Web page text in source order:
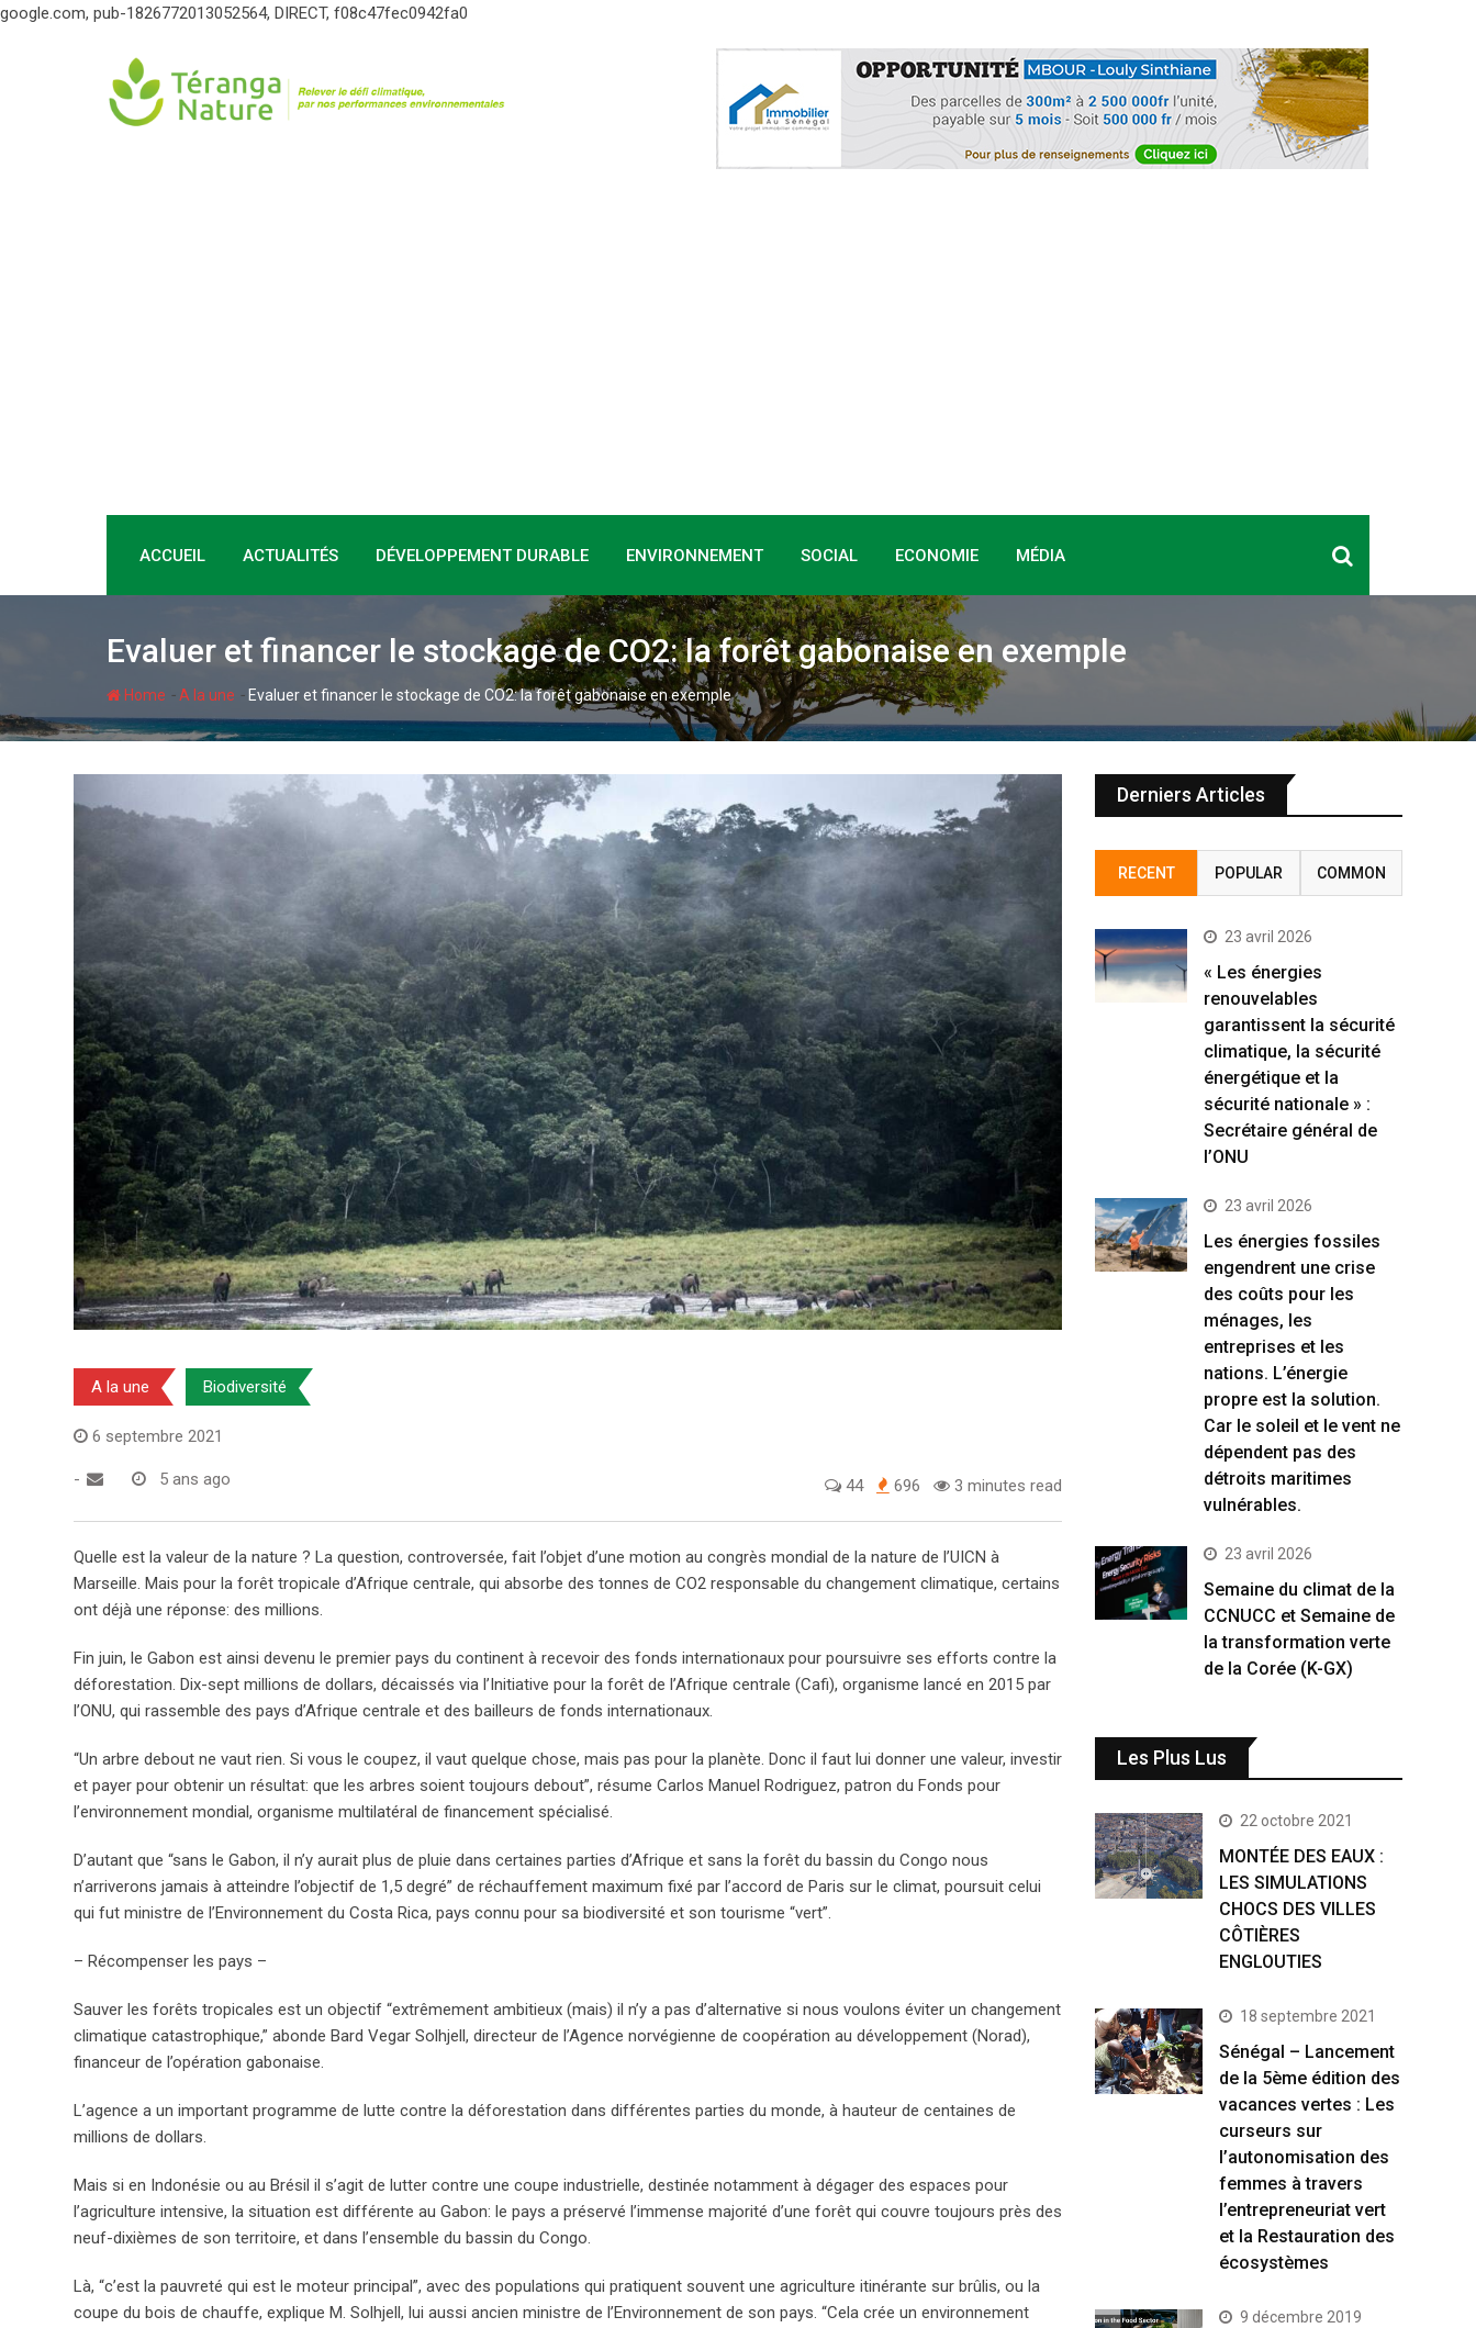
google.com, pub-1826772013052564, DIRECT, f08c47fec0942fa0
ACCUEIL ACTUALITÉS DÉVELOPPEMENT DURABLE ENVIRONNEMENT SOCIAL ECONOMIE MÉDIA
Evaluer et financer le stockage de CO2: la forêt gabonaise en exemple
Home -A la une - Evaluer et financer le stockage de CO2: la forêt gabonaise en exemple
A la une Biodiversité
6 septembre 2021
- 5 ans ago 44 696 3 minutes read
Quelle est la valeur de la nature ? La question, controversée, fait l’objet d’une motion au congrès mondial de la nature de l’UICN à
Marseille. Mais pour la forêt tropicale d’Afrique centrale, qui absorbe des tonnes de CO2 responsable du changement climatique, certains
ont déjà une réponse: des millions.
Fin juin, le Gabon est ainsi devenu le premier pays du continent à recevoir des fonds internationaux pour poursuivre ses efforts contre la
déforestation. Dix-sept millions de dollars, décaissés via l’Initiative pour la forêt de l’Afrique centrale (Cafi), organisme lancé en 2015 par
l’ONU, qui rassemble des pays d’Afrique centrale et des bailleurs de fonds internationaux.
“Un arbre debout ne vaut rien. Si vous le coupez, il vaut quelque chose, mais pas pour la planète. Donc il faut lui donner une valeur, investir
et payer pour obtenir un résultat: que les arbres soient toujours debout”, résume Carlos Manuel Rodriguez, patron du Fonds pour
l’environnement mondial, organisme multilatéral de financement spécialisé.
D’autant que “sans le Gabon, il n’y aurait plus de pluie dans certaines parties d’Afrique et sans la forêt du bassin du Congo nous
n’arriverons jamais à atteindre l’objectif de 1,5 degré” de réchauffement maximum fixé par l’accord de Paris sur le climat, poursuit celui
qui fut ministre de l’Environnement du Costa Rica, pays connu pour sa biodiversité et son tourisme “vert”.
– Récompenser les pays –
Sauver les forêts tropicales est un objectif “extrêmement ambitieux (mais) il n’y a pas d’alternative si nous voulons éviter un changement
climatique catastrophique,” abonde Bard Vegar Solhjell, directeur de l’Agence norvégienne de coopération au développement (Norad),
financeur de l’opération gabonaise.
L’agence a un important programme de lutte contre la déforestation dans différentes parties du monde, à hauteur de centaines de
millions de dollars.
Mais si en Indonésie ou au Brésil il s’agit de lutter contre une coupe industrielle, destinée notamment à dégager des espaces pour
l’agriculture intensive, la situation est différente au Gabon: le pays a préservé l’immense majorité d’une forêt qui couvre toujours près des
neuf-dixièmes de son territoire, et dans l’ensemble du bassin du Congo.
Là, “c’est la pauvreté qui est le moteur principal”, avec des populations qui pratiquent souvent une agriculture itinérante sur brûlis, ou la
coupe du bois de chauffe, explique M. Solhjell, lui aussi ancien ministre de l’Environnement de son pays. “Cela crée un environnement
Derniers Articles
RECENT POPULAR COMMON
23 avril 2026
« Les énergies
renouvelables
garantissent la sécurité
climatique, la sécurité
énergétique et la
sécurité nationale » :
Secrétaire général de
l’ONU
23 avril 2026
Les énergies fossiles
engendrent une crise
des coûts pour les
ménages, les
entreprises et les
nations. L’énergie
propre est la solution.
Car le soleil et le vent ne
dépendent pas des
détroits maritimes
vulnérables.
23 avril 2026
Semaine du climat de la
CCNUCC et Semaine de
la transformation verte
de la Corée (K-GX)
Les Plus Lus
22 octobre 2021
MONTÉE DES EAUX :
LES SIMULATIONS
CHOCS DES VILLES
CÔTIÈRES
ENGLOUTIES
18 septembre 2021
Sénégal – Lancement
de la 5ème édition des
vacances vertes : Les
curseurs sur
l’autonomisation des
femmes à travers
l’entrepreneuriat vert
et la Restauration des
écosystèmes
9 décembre 2019